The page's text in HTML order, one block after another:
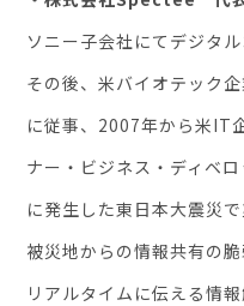
ソニー子会社にてデジタ
その後、米バイオテック
に従事、2007年から米IT
ナー・ビジネス・ディベ
に発生した東日本大震災
被災地からの情報共有の
リアルタイムに伝える情